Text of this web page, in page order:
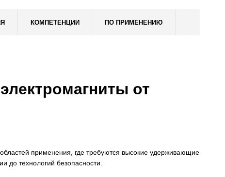
КОМПЕТЕНЦИИ ПО ПРИМЕНЕНИЮ
от
применения, где требуются высокие удерживающие
до технологий безопасности.